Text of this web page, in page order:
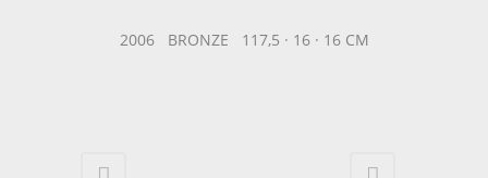
2006 BRONZE 117,5 · 16 · 16 CM